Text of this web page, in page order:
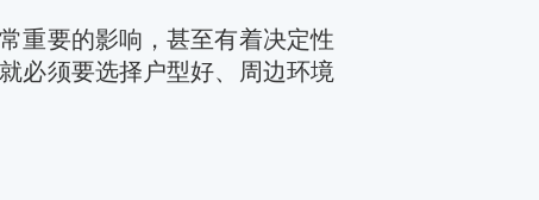
重要的影响，甚至有着决定性
必须要选择户型好、周边环境